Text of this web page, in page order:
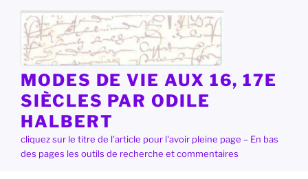
contenu
principal
MODES DE VIE AUX 16, 17E
SIÈCLES PAR ODILE
HALBERT
cliquez sur le titre de l'article pour l'avoir pleine page – En bas
des pages les outils de recherche et commentaires